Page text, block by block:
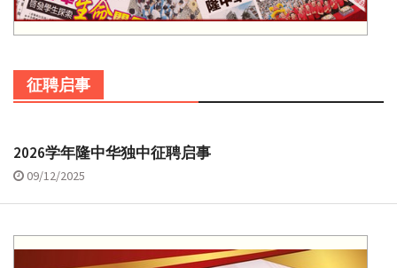
征聘启事
2026学年隆中华独中征聘启事
09/12/2025